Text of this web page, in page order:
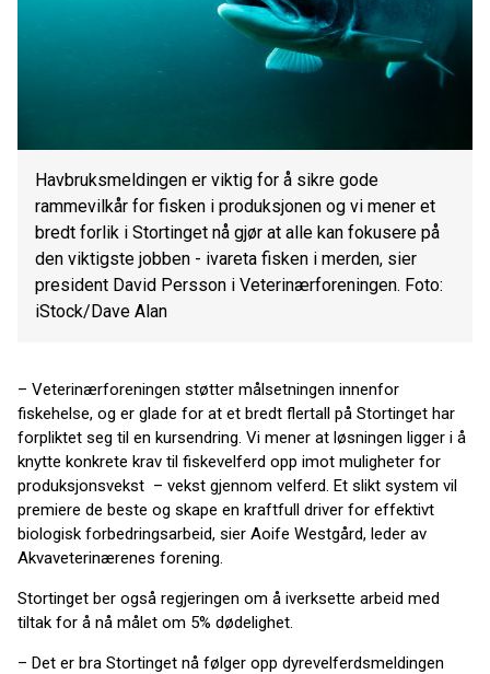
Havbruksmeldingen er viktig for å sikre gode
rammevilkår for fisken i produksjonen og vi mener et
bredt forlik i Stortinget nå gjør at alle kan fokusere på
den viktigste jobben - ivareta fisken i merden, sier
president David Persson i Veterinærforeningen. Foto:
iStock/Dave Alan
– Veterinærforeningen støtter målsetningen innenfor
fiskehelse, og er glade for at et bredt flertall på Stortinget har
forpliktet seg til en kursendring. Vi mener at løsningen ligger i å
knytte konkrete krav til fiskevelferd opp imot muligheter for
produksjonsvekst – vekst gjennom velferd. Et slikt system vil
premiere de beste og skape en kraftfull driver for effektivt
biologisk forbedringsarbeid, sier Aoife Westgård, leder av
Akvaveterinærenes forening.
Stortinget ber også regjeringen om å iverksette arbeid med
tiltak for å nå målet om 5% dødelighet.
– Det er bra Stortinget nå følger opp dyrevelferdsmeldingen